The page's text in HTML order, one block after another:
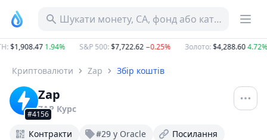
Шукати монету, CA, фонд або категорію
:$1,908.471.94% S&P 500:$7,722.62−0.25% Золото:$4,288.604.72%
Криптовалюти Zap Збір коштів
#4156
Zap
ZAP Курс
Контракти #29 у Oracle Посилання